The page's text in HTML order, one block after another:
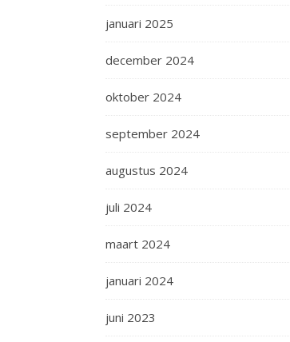
januari 2025
december 2024
oktober 2024
september 2024
augustus 2024
juli 2024
maart 2024
januari 2024
juni 2023